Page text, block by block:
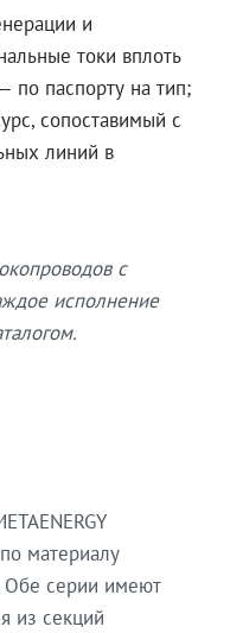
и
токи вплоть
по паспорту на тип;
сопоставимый с
линий в
с
исполнение
материалу
серии имеют
из секций